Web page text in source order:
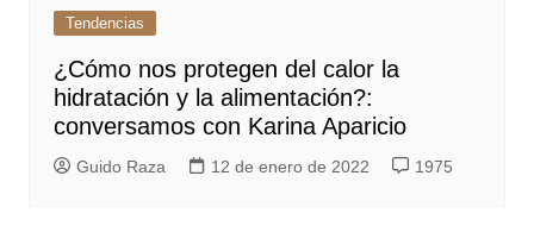
Tendencias
¿Cómo nos protegen del calor la
hidratación y la alimentación?:
conversamos con Karina Aparicio
Guido Raza 12 de enero de 2022 1975